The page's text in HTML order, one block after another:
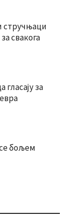
стручњаци
свакога
гласају за
бољем